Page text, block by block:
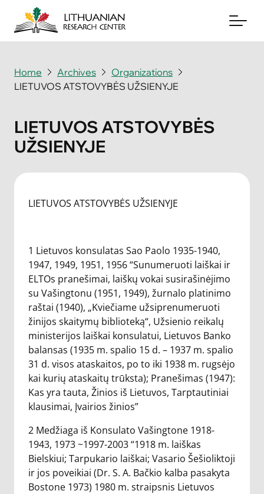
About
Periodicals
Books
News & Events
Contact Us
Home Archives
Organizations
LIETUVOS ATSTOVYBĖS UŽSIENYJE
LIETUVOS ATSTOVYBĖS
UŽSIENYJE
LIETUVOS ATSTOVYBĖS UŽSIENYJE
1 Lietuvos konsulatas Sao Paolo 1935-1940,
1947, 1949, 1951, 1956 “Sunumeruoti laiškai ir
ELTOs pranešimai, laiškų vokai susirašinėjimo
su Vašingtonu (1951, 1949), žurnalo platinimo
raštai (1940), „Kviečiame užsiprenumeruoti
žinijos skaitymų biblioteką“, Užsienio reikalų
ministerijos laiškai konsulatui, Lietuvos Banko
balansas (1935 m. spalio 15 d. – 1937 m. spalio
31 d. visos ataskaitos, po to iki 1938 m. rugsėjo
kai kurių ataskaitų trūksta); Pranešimas (1947):
Kas yra tauta, Žinios iš Lietuvos, Tarptautiniai
klausimai, Įvairios žinios”
2 Medžiaga iš Konsulato Vašingtone 1918-
1943, 1973 ~1997-2003 “1918 m. laiškas
Bielskiui; Tarpukario laiškai; Vasario Šešioliktoji
ir jos poveikiai (Dr. S. A. Bačkio kalba pasakyta
Bostone 1973) 1980 m. straipsnis Lietuvos